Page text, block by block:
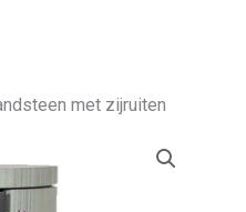
met zijruiten